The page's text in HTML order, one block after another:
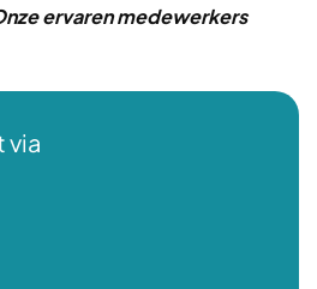
ervaren medewerkers
via